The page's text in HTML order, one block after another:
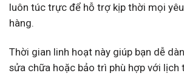
luôn túc trực để hỗ trợ kịp thời mọi
hàng.
Thời gian linh hoạt này giúp bạn dễ
sửa chữa hoặc bảo trì phù hợp với lịch